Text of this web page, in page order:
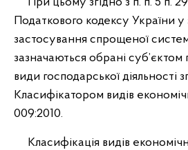
Податкового кодексу України у
застосування спрощеної
зазначаються обрані
види господарської діяльності
Класифікатором видів
009:2010.
Класифікація видів